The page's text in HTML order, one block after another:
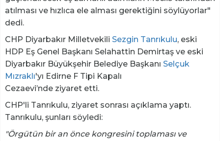
atılması ve hızlıca ele alması gerektiğini söylüyorlar"
dedi.
CHP Diyarbakır Milletvekili Sezgin Tanrıkulu, eski
HDP Eş Genel Başkanı Selahattin Demirtaş ve eski
Diyarbakır Büyükşehir Belediye Başkanı Selçuk
Mızraklı'yı Edirne F Tipi Kapalı
Cezaevi’nde ziyaret etti.
CHP'li Tanrıkulu, ziyaret sonrası açıklama yaptı.
Tanrıkulu, şunları söyledi:
"Örgütün bir an önce kongresini toplaması ve